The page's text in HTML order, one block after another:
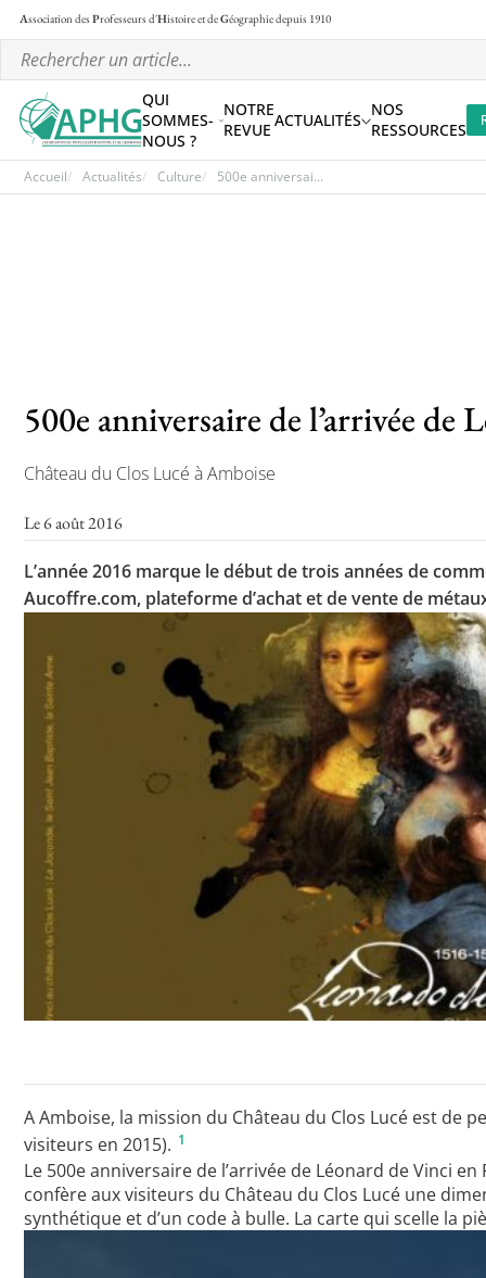
Association desProfesseurs d'Histoire et deGéographiedepuis 1910
QUI
SOMMES-
NOUS ?
NOTRE
REVUE ACTUALITÉS NOS
RESSOURCES
Accueil Actualités Culture 500e anniversai...
500e anniversaire de l’arrivée
Château du Clos Lucé à Amboise
Le 6 août 2016
L’année 2016 marque le début de trois années de
Aucoffre.com, plateforme d’achat et de vente de
A Amboise, la mission du Château du Clos Lucé est
visiteurs en 2015). 1
Le 500e anniversaire de l’arrivée de Léonard de Vinci
confère aux visiteurs du Château du Clos Lucé une
synthétique et d’un code à bulle. La carte qui scelle la